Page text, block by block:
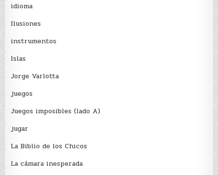
idioma
Ilusiones
instrumentos
Islas
Jorge Varlotta
juegos
Juegos imposibles (lado A)
jugar
La Biblio de los Chicos
La cámara inesperada